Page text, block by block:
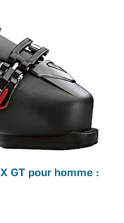
GT pour homme :